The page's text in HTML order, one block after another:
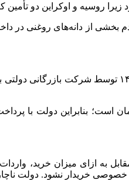
روسیه و اوکراین دو تأمین
از دانه‌های روغنی در
کشت شده در سال زراعی ۱۴۰۲-۱۴۰۳ توسط
به ازای میزان خرید،
خریدار نشود. دولت